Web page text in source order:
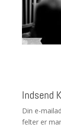
Indsend
Din e-
felter er